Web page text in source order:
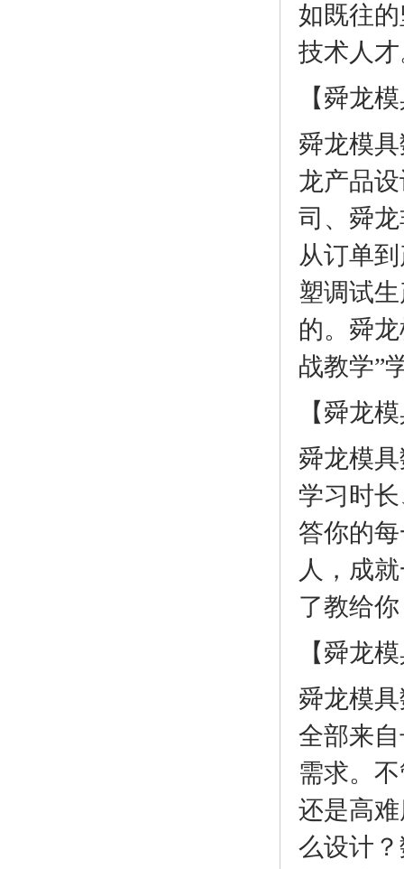
如既往
技术人
【舜龙
舜龙模
龙产品
司、舜
从订单
塑调试
的。舜
战教学”
【舜龙
舜龙模
学习时
答你的
人，成
了教给
【舜龙
舜龙模
全部来
需求。
还是高
么设计